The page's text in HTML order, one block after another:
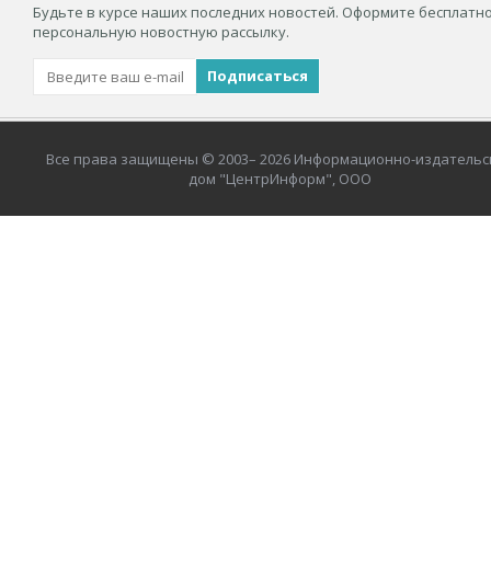
Будьте в курсе наших последних новостей. Оформите
персональную новостную рассылку.
Все права защищены © 2003– 2026 Информационно-
дом "ЦентрИнформ", ООО